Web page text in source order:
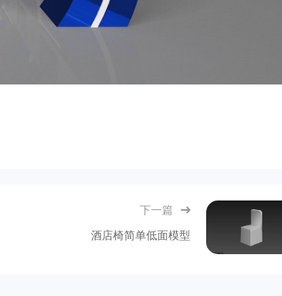
下一篇
酒店椅简单低面模型